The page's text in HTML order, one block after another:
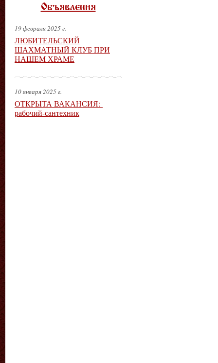
Объявления
19 февраля 2025 г.
ЛЮБИТЕЛЬСКИЙ
ШАХМАТНЫЙ КЛУБ ПРИ
НАШЕМ ХРАМЕ
10 января 2025 г.
ОТКРЫТА ВАКАНСИЯ:
рабочий-сантехник